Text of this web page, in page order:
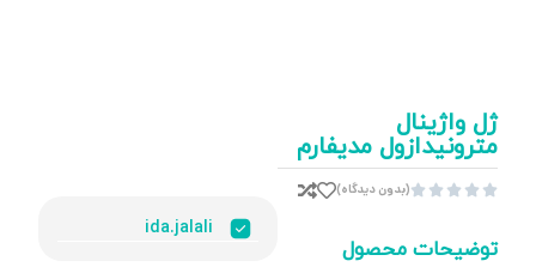
ژل واژینال
مترونیدازول مدیفارم




(بدون دیدگاه)
توضیحات محصول
ida.jalali